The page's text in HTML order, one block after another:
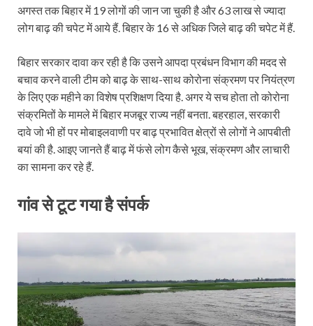
अगस्त तक बिहार में 19 लोगों की जान जा चुकी है और 63 लाख से ज्‍यादा
लोग बाढ़ की चपेट में आये हैं. बिहार के 16 से अधिक जिले बाढ़ की चपेट में हैं.
बिहार सरकार दावा कर रही है कि उसने आपदा प्रबंधन विभाग की मदद से
बचाव करने वाली टीम को बाढ़ के साथ-साथ कोरोना संक्रमण पर नियंत्रण
के लिए एक म​हीने का विशेष प्रशिक्षण दिया है. अगर ये सच होता तो कोरोना
संक्रमितों के मामले में बिहार मजबूर राज्य नहीं बनता. बहरहाल, सरकारी
दावे जो भी हों पर मोबाइलवाणी पर बाढ़ प्रभावित क्षेत्रों से लोगों ने आपबीती
बयां की है. आइए जानते हैं बाढ़ में फंसे लोग कैसे भूख, संक्रमण और लाचारी
का सामना कर रहे हैं.
गांव से टूट गया है संपर्क